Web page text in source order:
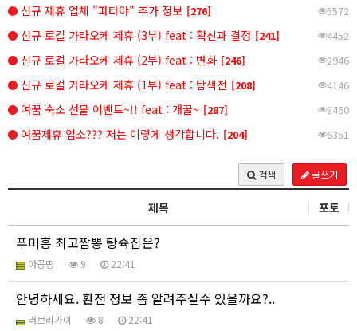
신규 제휴 업체 "파타야" 추가 정보 [276] 5572
신규 로컬 가라오케 제휴 (3부) feat : 확신과 결정 [241] 4452
신규 로컬 가라오케 제휴 (2부) feat : 변화 [246] 2946
신규 로컬 가라오케 제휴 (1부) feat : 탐색전 [208] 4146
여꿈 숙소 선물 이벤트~!! feat : 개꿀~ [287] 8460
여꿈제휴 업소??? 저는 이렇게 생각합니다. [204] 6351
검색 글쓰기
제목 포토
푸미흥 최고짬뽕 탕슉집은?
아꽁띵 9 22:41
안녕하세요. 환전 정보 좀 알려주실수 있을까요?..
러브리가이 8 22:41